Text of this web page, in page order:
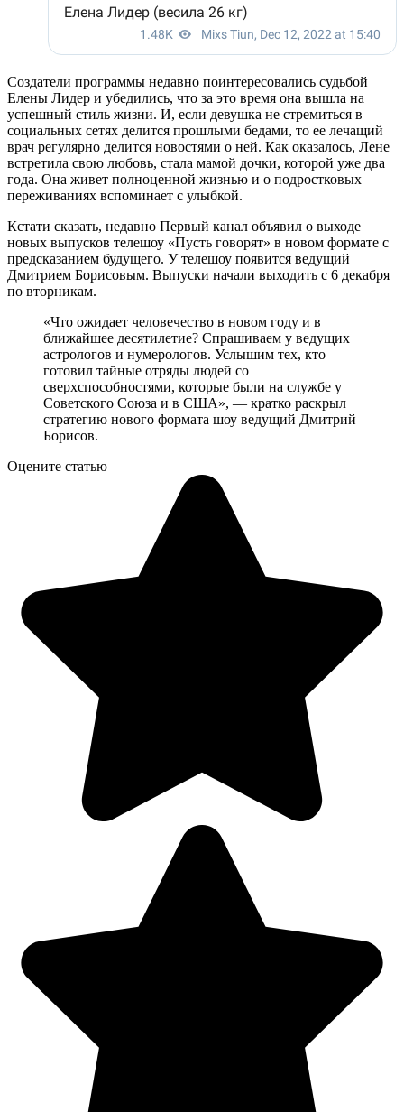
Создатели программы недавно поинтересовались судьбой
Елены Лидер и убедились, что за это время она вышла на
успешный стиль жизни. И, если девушка не стремиться в
социальных сетях делится прошлыми бедами, то ее лечащий
врач регулярно делится новостями о ней. Как оказалось, Лене
встретила свою любовь, стала мамой дочки, которой уже два
года. Она живет полноценной жизнью и о подростковых
переживаниях вспоминает с улыбкой.
Кстати сказать, недавно Первый канал объявил о выходе
новых выпусков телешоу «Пусть говорят» в новом формате с
предсказанием будущего. У телешоу появится ведущий
Дмитрием Борисовым. Выпуски начали выходить с 6 декабря
по вторникам.
«Что ожидает человечество в новом году и в
ближайшее десятилетие? Спрашиваем у ведущих
астрологов и нумерологов. Услышим тех, кто
готовил тайные отряды людей со
сверхспособностями, которые были на службе у
Советского Союза и в США», — кратко раскрыл
стратегию нового формата шоу ведущий Дмитрий
Борисов.
Оцените статью